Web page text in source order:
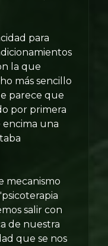
para
la que
más sencillo
parece que
por primera
una
mecanismo
salir con
de nuestra
que se nos